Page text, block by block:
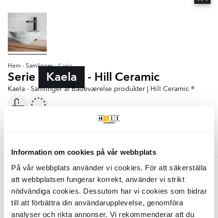
Information om cookies på vår webbplats
På vår webbplats använder vi cookies. För att säkerställa
att webbplatsen fungerar korrekt, använder vi strikt
nödvändiga cookies. Dessutom har vi cookies som bidrar
till att förbättra din användarupplevelse, genomföra
analyser och rikta annonser. Vi rekommenderar att du
Hem Samlinger Kaela
Serie Kaela - Hill Ceramic
Kaela - Samlinger af Badeværelse produkter | Hill Ceramic ®
Gra
Gra
HåndvaskKaela Grå Mat 40 cm